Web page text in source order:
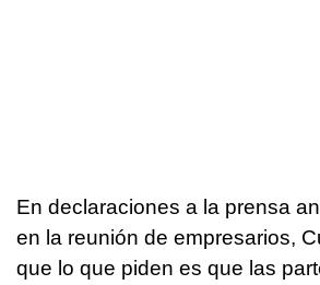
En declaraciones a la prensa
en la reunión de empresarios,
que lo que piden es que las